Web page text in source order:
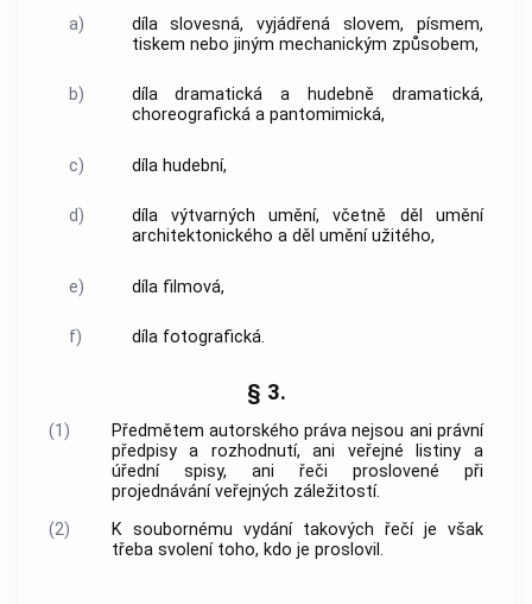
a)
díla slovesná, vyjádřená slovem, písmem,
tiskem nebo jiným mechanickým způsobem,
b)
díla dramatická a hudebně dramatická,
choreografická a pantomimická,
c) díla hudební,
d)
díla výtvarných umění, včetně děl umění
architektonického a děl umění užitého,
e) díla filmová,
f) díla fotografická.
§ 3.
(1)
Předmětem autorského práva nejsou ani právní
předpisy a rozhodnutí, ani veřejné listiny a
úřední spisy, ani řeči proslovené při
projednávání veřejných záležitostí.
(2)
K soubornému vydání takových řečí je však
třeba svolení toho, kdo je proslovil.